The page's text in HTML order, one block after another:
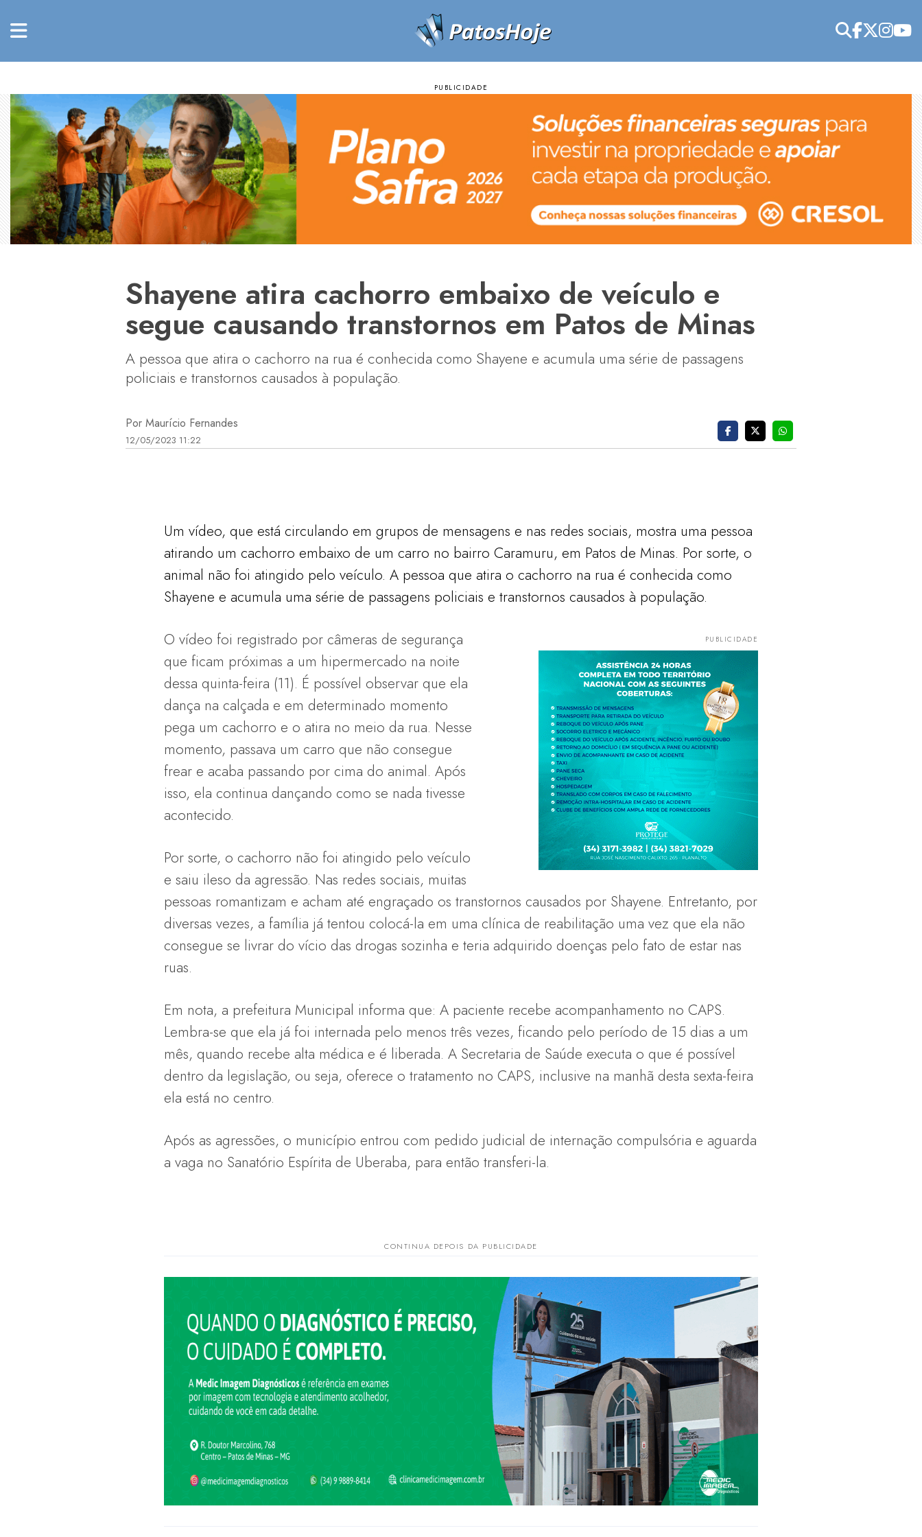
Shayene atira cachorro embaixo de veículo e
segue causando transtornos em Patos de Minas
A pessoa que atira o cachorro na rua é conhecida como Shayene e acumula uma série de passagens
policiais e transtornos causados à população.
Por Maurício Fernandes
12/05/2023 11:22
Um vídeo, que está circulando em grupos de mensagens e nas redes sociais, mostra uma pessoa
atirando um cachorro embaixo de um carro no bairro Caramuru, em Patos de Minas. Por sorte, o
animal não foi atingido pelo veículo. A pessoa que atira o cachorro na rua é conhecida como
Shayene e acumula uma série de passagens policiais e transtornos causados à população.
O vídeo foi registrado por câmeras de segurança
que ficam próximas a um hipermercado na noite
dessa quinta-feira (11). É possível observar que ela
dança na calçada e em determinado momento
pega um cachorro e o atira no meio da rua. Nesse
momento, passava um carro que não consegue
frear e acaba passando por cima do animal. Após
isso, ela continua dançando como se nada tivesse
acontecido.
Por sorte, o cachorro não foi atingido pelo veículo
e saiu ileso da agressão. Nas redes sociais, muitas
pessoas romantizam e acham até engraçado os transtornos causados por Shayene. Entretanto, por
diversas vezes, a família já tentou colocá-la em uma clínica de reabilitação uma vez que ela não
consegue se livrar do vício das drogas sozinha e teria adquirido doenças pelo fato de estar nas
ruas.
Em nota, a prefeitura Municipal informa que: A paciente recebe acompanhamento no CAPS.
Lembra-se que ela já foi internada pelo menos três vezes, ficando pelo período de 15 dias a um
mês, quando recebe alta médica e é liberada. A Secretaria de Saúde executa o que é possível
dentro da legislação, ou seja, oferece o tratamento no CAPS, inclusive na manhã desta sexta-feira
ela está no centro.
Após as agressões, o município entrou com pedido judicial de internação compulsória e aguarda
a vaga no Sanatório Espírita de Uberaba, para então transferi-la.